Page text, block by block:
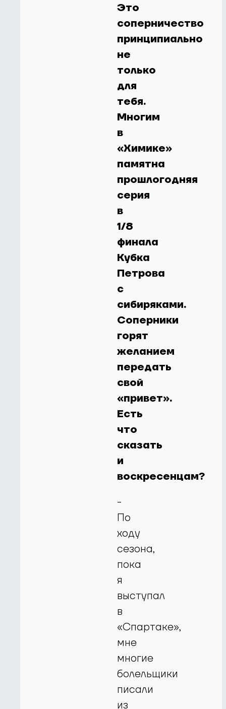
Это
соперничество
принципиально
не
только
для
тебя.
Многим
в
«Химике»
памятна
прошлогодняя
серия
в
1/8
финала
Кубка
Петрова
с
сибиряками.
Соперники
горят
желанием
передать
свой
«привет».
Есть
что
сказать
и
воскресенцам?
-
По
ходу
сезона,
пока
я
выступал
в
«Спартаке»,
мне
многие
болельщики
писали
из